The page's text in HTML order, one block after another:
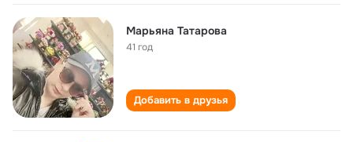
Марьяна Татарова
41 год
Добавить в друзья